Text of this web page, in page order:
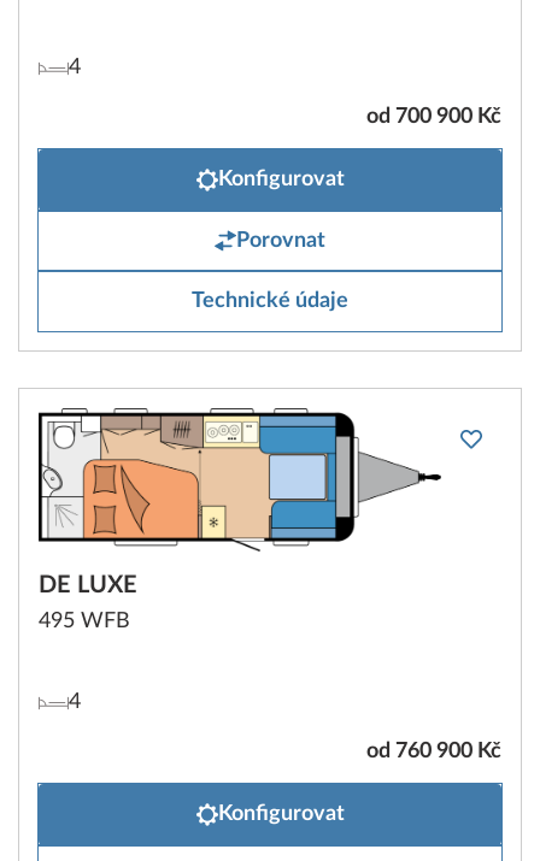
4
od 700 900 Kč
Konfigurovat
Porovnat
Technické údaje
DE LUXE
495 WFB
4
od 760 900 Kč
Konfigurovat